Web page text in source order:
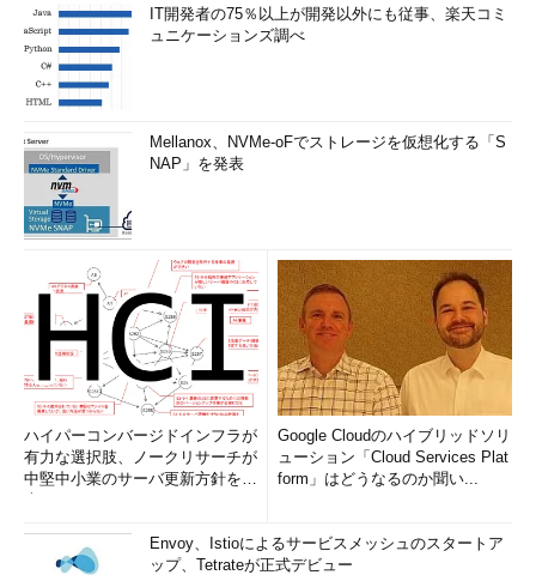
IT開発者の75％以上が開発以外にも従事、楽天コミ
ュニケーションズ調べ
Mellanox、NVMe-oFでストレージを仮想化する「S
NAP」を発表
ハイパーコンバージドインフラが
有力な選択肢、ノークリサーチが
中堅中小業のサーバ更新方針を調
Google Cloudのハイブリッドソリ
ューション「Cloud Services Plat
form」はどうなるのか聞い...
Envoy、Istioによるサービスメッシュのスタートア
ップ、Tetrateが正式デビュー